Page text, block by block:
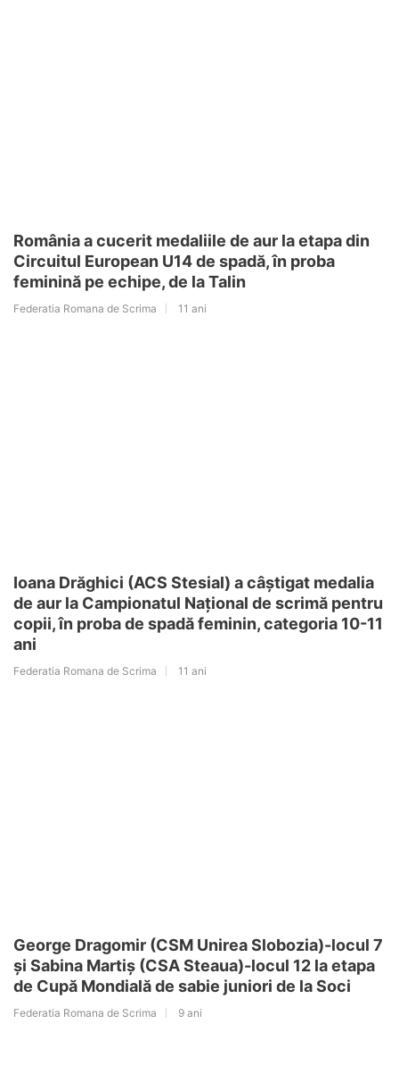
România a cucerit medaliile de aur la etapa din
Circuitul European U14 de spadă, în proba
feminină pe echipe, de la Talin
Federatia Romana de Scrima 11 ani
Ioana Drăghici (ACS Stesial) a câștigat medalia
de aur la Campionatul Național de scrimă pentru
copii, în proba de spadă feminin, categoria 10-11
ani
Federatia Romana de Scrima 11 ani
George Dragomir (CSM Unirea Slobozia)-locul 7
și Sabina Martiș (CSA Steaua)-locul 12 la etapa
de Cupă Mondială de sabie juniori de la Soci
Federatia Romana de Scrima 9 ani